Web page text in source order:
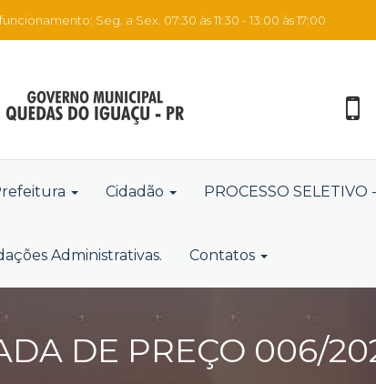
Seg. a Sex. 07:30 às 11:30 - 13:00 às 17:00
Cidadão PROCESSO SELETIVO
Administrativas. Contatos
DE PREÇO 006/